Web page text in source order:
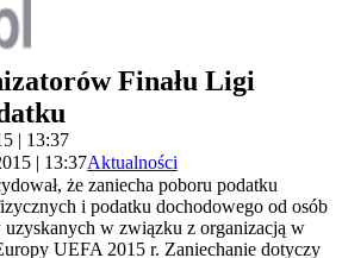
Finału Ligi
| 13:37
| 13:37Aktualności
że zaniecha poboru podatku
i podatku dochodowego od osób
w związku z organizacją w
UEFA 2015 r. Zaniechanie dotyczy